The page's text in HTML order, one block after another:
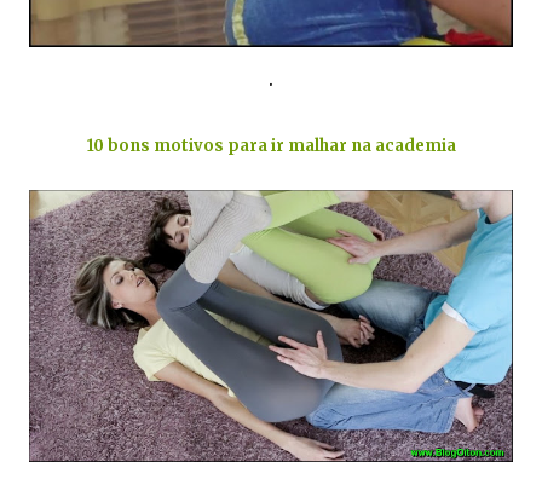
.
10 bons motivos para ir malhar na academia